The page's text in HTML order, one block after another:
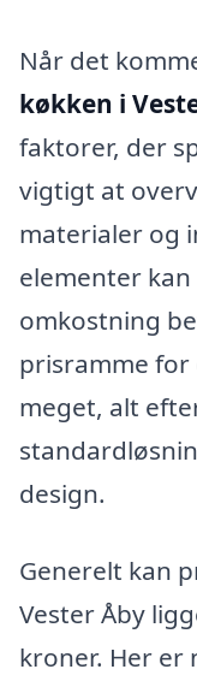
Når det
køkken i
faktorer, der
vigtigt at
materialer og
elementer
omkostning
prisramme for
meget, alt
design.
Generelt kan
Vester Åby
kroner. Her er